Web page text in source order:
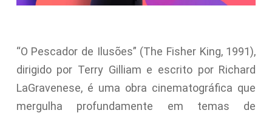
“O Pescador de Ilusões” (The Fisher King, 1991),
dirigido por Terry Gilliam e escrito por Richard
LaGravenese, é uma obra cinematográfica que
mergulha profundamente em temas de